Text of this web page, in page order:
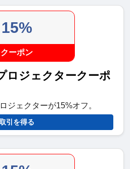
15%
クーポン
ロジェクタークーポ
ジェクターが15%オフ。
引を得る